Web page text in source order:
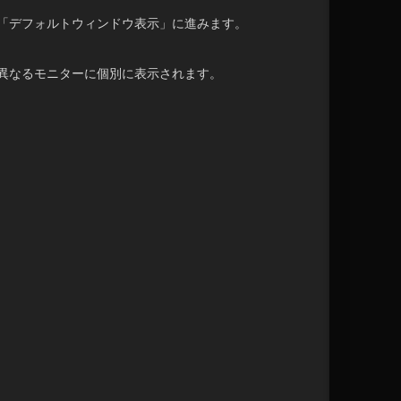
フォルトウィンドウ表示」に進みます。
るモニターに個別に表示されます。